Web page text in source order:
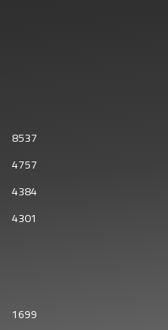
8537
4757
4384
4301
1699